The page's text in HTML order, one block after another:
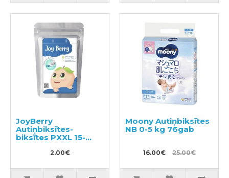
JoyBerry
Autiņbiksītes-
biksītes PXXL 15-
2.00€
Moony Autiņbiksītes
NB 0-5 kg 76gab
16.00€ 25.00€